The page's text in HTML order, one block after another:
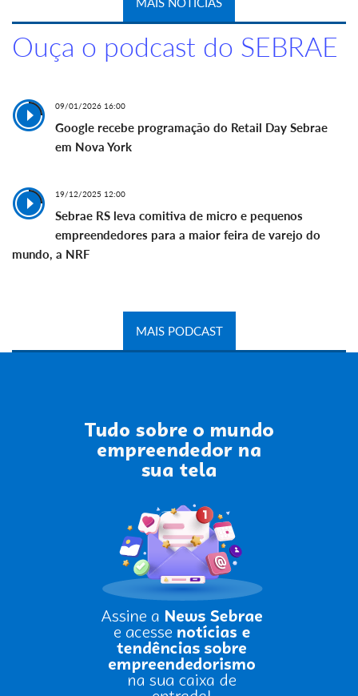
Ouça o podcast do SEBRAE
09/01/2026 16:00
Google recebe programação do Retail Day Sebrae
em Nova York
19/12/2025 12:00
Sebrae RS leva comitiva de micro e pequenos
empreendedores para a maior feira de varejo do
mundo, a NRF
MAIS PODCAST